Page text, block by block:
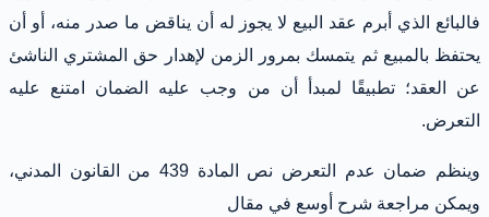
فالبائع الذي أبرم عقد البيع لا يجوز له أن يناقض ما صدر منه، أو أن
يحتفظ بالمبيع ثم يتمسك بمرور الزمن لإهدار حق المشتري الناشئ
عن العقد؛ تطبيقًا لمبدأ أن من وجب عليه الضمان امتنع عليه
التعرض.
وينظم ضمان عدم التعرض نص المادة 439 من القانون المدني،
ويمكن مراجعة شرح أوسع في مقال